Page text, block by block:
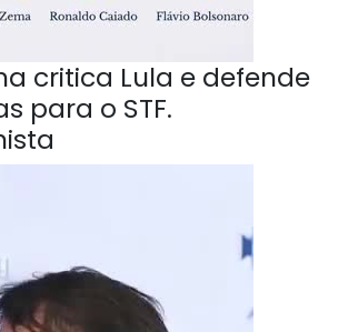
critica Lula e defende
para o STF.